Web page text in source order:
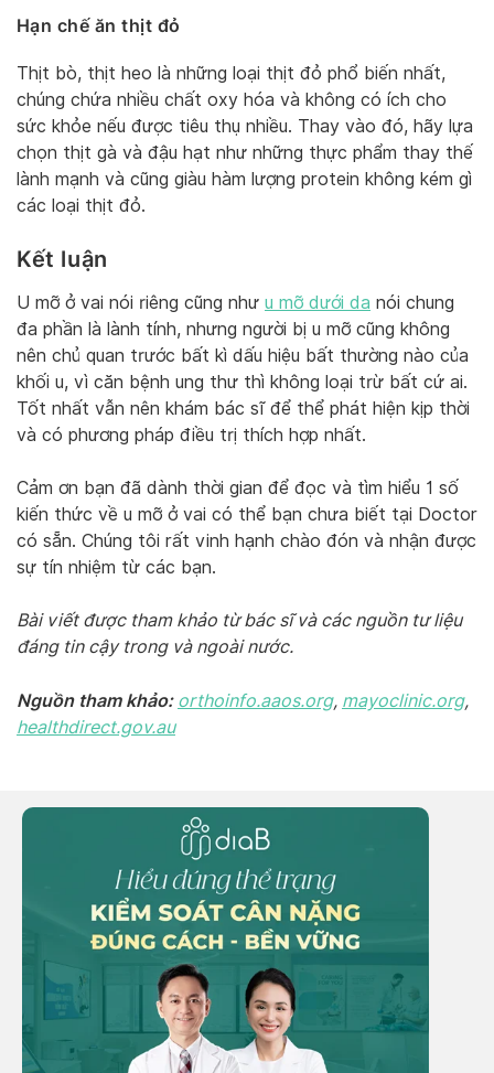
Hạn chế ăn thịt đỏ
Thịt bò, thịt heo là những loại thịt đỏ phổ biến nhất,
chúng chứa nhiều chất oxy hóa và không có ích cho
sức khỏe nếu được tiêu thụ nhiều. Thay vào đó, hãy lựa
chọn thịt gà và đậu hạt như những thực phẩm thay thế
lành mạnh và cũng giàu hàm lượng protein không kém gì
các loại thịt đỏ.
Kết luận
U mỡ ở vai nói riêng cũng như u mỡ dưới da nói chung
đa phần là lành tính, nhưng người bị u mỡ cũng không
nên chủ quan trước bất kì dấu hiệu bất thường nào của
khối u, vì căn bệnh ung thư thì không loại trừ bất cứ ai.
Tốt nhất vẫn nên khám bác sĩ để thể phát hiện kịp thời
và có phương pháp điều trị thích hợp nhất.
Cảm ơn bạn đã dành thời gian để đọc và tìm hiểu 1 số
kiến thức về u mỡ ở vai có thể bạn chưa biết tại Doctor
có sẵn. Chúng tôi rất vinh hạnh chào đón và nhận được
sự tín nhiệm từ các bạn.
Bài viết được tham khảo từ bác sĩ và các nguồn tư liệu
đáng tin cậy trong và ngoài nước.
Nguồn tham khảo: orthoinfo.aaos.org, mayoclinic.org,
healthdirect.gov.au